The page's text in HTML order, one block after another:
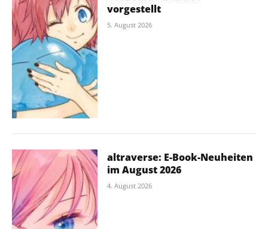
vorgestellt
5. August 2026
altraverse: E-Book-Neuheiten
im August 2026
4. August 2026